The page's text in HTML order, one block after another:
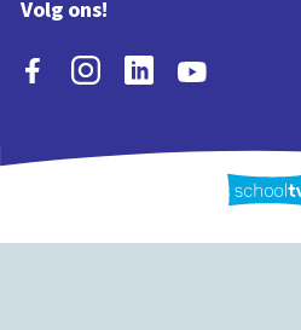
Volg ons!